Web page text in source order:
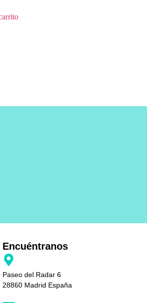
Encuéntranos
Paseo del Radar 6
28860 Madrid España